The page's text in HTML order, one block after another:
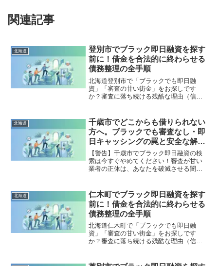
関連記事
北海道
登別市でブラック即日融資を探す
前に！借金を合法的に終わらせる
債務整理の全手順
北海道登別市で「ブラックでも即日融
資」「審査の甘い街金」をお探しです
か？審査に落ち続ける残酷な理由（信用
まで徹底解説。多重債務の地獄から抜け
出し、合法的に借金を減額・免除する
「債務整理」の正しい知識と、今すぐ督
促を止める無料相談窓口をご案内しま
す。
北海道
千歳市でどこからも借りられない
方へ。ブラックでも審査なし・即
日キャッシングの罠と安全な解決
策
【警告】千歳市でブラック即日融資の検
索は今すぐやめてください！審査が甘い
業者の正体は、あなたを破滅させる闇金
市で違法業者を避け、借金地獄から抜け
出した方々の実体験と確実な解決策を完
全公開。
北海道
仁木町でブラック即日融資を探す
前に！借金を合法的に終わらせる
債務整理の全手順
北海道仁木町で「ブラックでも即日融
資」「審査の甘い街金」をお探しです
か？審査に落ち続ける残酷な理由（信用
まで徹底解説。多重債務の地獄から抜け